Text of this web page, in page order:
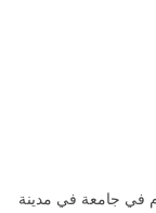
1992. طالبة طب عام في جامعة في مدينة